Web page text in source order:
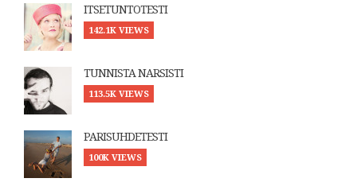
ITSETUNTOTESTI
142.1K VIEWS
TUNNISTA NARSISTI
113.5K VIEWS
PARISUHDETESTI
100K VIEWS